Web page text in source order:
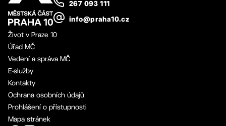
267 093 111
info@praha10.cz
Život v Praze 10
Úřad MČ
Vedení a správa MČ
E-služby
Kontakty
Ochrana osobních údajů
Prohlášení o přístupnosti
Mapa stránek